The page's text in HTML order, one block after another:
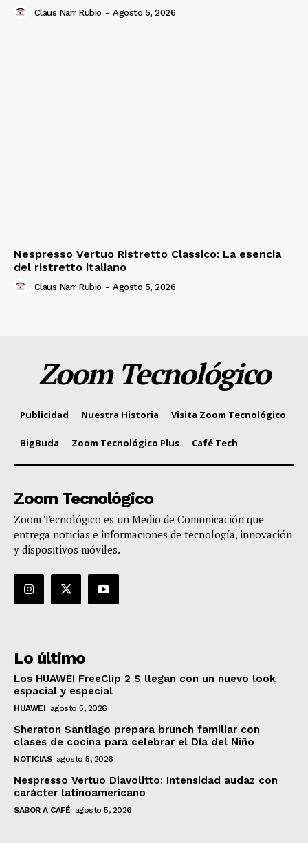
Claus Narr Rubio - Agosto 5, 2026
Nespresso Vertuo Ristretto Classico: La esencia
del ristretto italiano
Claus Narr Rubio - Agosto 5, 2026
Zoom Tecnológico
Publicidad Nuestra Historia Visita Zoom Tecnológico
BigBuda Zoom Tecnológico Plus Café Tech
Zoom Tecnológico
Zoom Tecnológico es un Medio de Comunicación que
entrega noticias e informaciones de tecnología, innovación
y dispositivos móviles.
Lo último
Los HUAWEI FreeClip 2 S llegan con un nuevo look
espacial y especial
HUAWEI agosto 5, 2026
Sheraton Santiago prepara brunch familiar con
clases de cocina para celebrar el Día del Niño
NOTICIAS agosto 5, 2026
Nespresso Vertuo Diavolitto: Intensidad audaz con
carácter latinoamericano
SABOR A CAFÉ agosto 5, 2026